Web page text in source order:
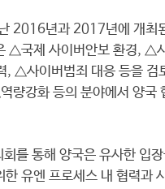
2016년과 2017년에 개최
△국제 사이버안보 환경, △
, △사이버범죄 대응 등을 검
량강화 등의 분야에서 양국
를 통해 양국은 유사한 입
유엔 프로세스 내 협력과